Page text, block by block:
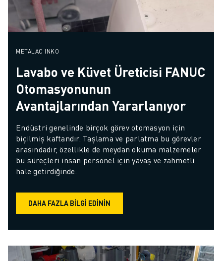
METALAC INKO
Lavabo ve Küvet Üreticisi FANUC
Otomasyonunun
Avantajlarından Yararlanıyor
Endüstri genelinde birçok görev otomasyon için
biçilmiş kaftandır. Taşlama ve parlatma bu görevler
arasındadır, özellikle de meydan okuma malzemeler
bu süreçleri insan personel için yavaş ve zahmetli
hale getirdiğinde.
DAHA FAZLA BILGI EDININ